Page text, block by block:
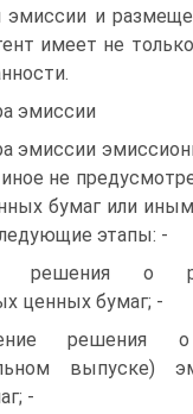
эмиссии и
имеет не
эмиссии
эмиссии
не
бумаг или
этапы: -
решения о
ценных бумаг; -
решения
выпуске)
-